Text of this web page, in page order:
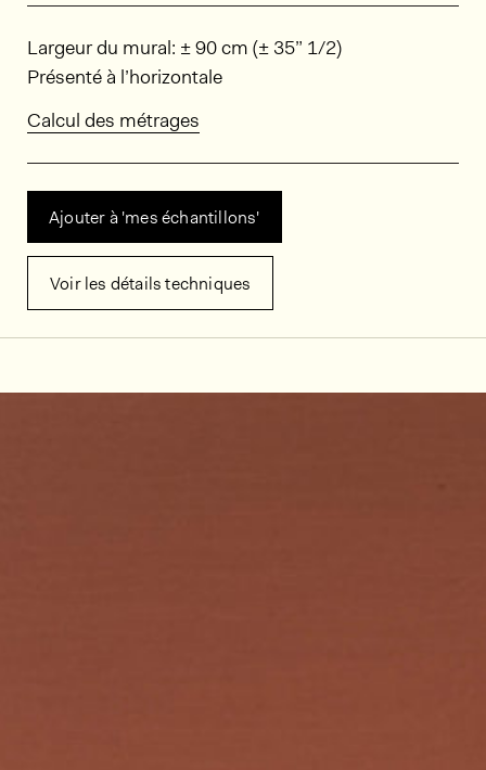
Dimensions
Largeur du mural: ± 90 cm (± 35” 1/2)
Présenté à l’horizontale
Calcul des métrages
Ajouter à 'mes échantillons'
Voir les détails techniques